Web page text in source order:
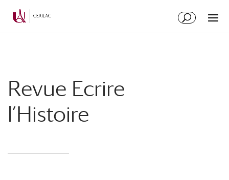
Revue Ecrire
l’Histoire